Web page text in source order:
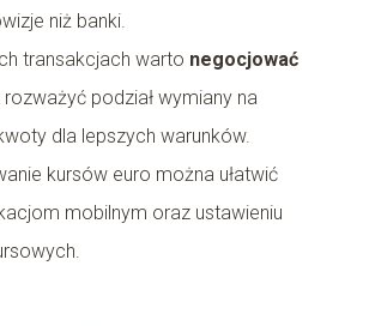
niż banki.
transakcjach warto negocjować
rozważyć podział wymiany na
dla lepszych warunków.
kursów euro można ułatwić
mobilnym oraz ustawieniu